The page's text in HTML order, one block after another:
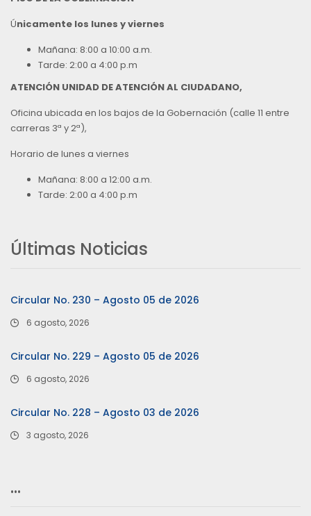
Únicamente los lunes y viernes
Mañana: 8:00 a 10:00 a.m.
Tarde: 2:00 a 4:00 p.m
ATENCIÓN UNIDAD DE ATENCIÓN AL CIUDADANO,
Oficina ubicada en los bajos de la Gobernación (calle 11 entre
carreras 3ª y 2ª),
Horario de lunes a viernes
Mañana: 8:00 a 12:00 a.m.
Tarde: 2:00 a 4:00 p.m
Últimas Noticias
Circular No. 230 – Agosto 05 de 2026
6 agosto, 2026
Circular No. 229 – Agosto 05 de 2026
6 agosto, 2026
Circular No. 228 – Agosto 03 de 2026
3 agosto, 2026
…